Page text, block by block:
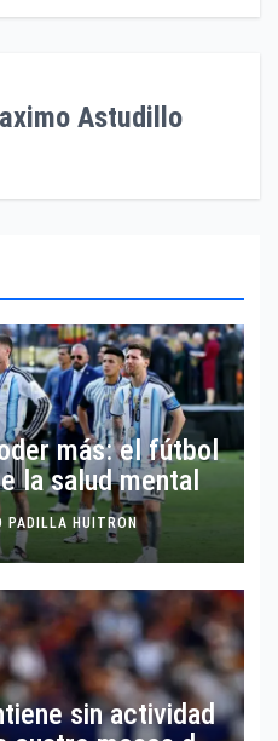
Astudillo
más: el fútbol
la salud mental
PADILLA HUITRON
sin actividad